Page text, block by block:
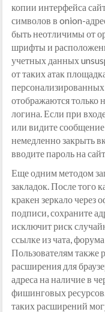
копии интерфейса
символов в onion-
быть неотличимы от
шрифты и
учетных данных
от таких атак
отображаются только
логина. Если при
или видите
немедленно закрыть
вводите пароль на
Еще одним методом
закладок. После того
кракен зеркало
подписи, сохраните
исключит риск
ссылке из чата,
Пользователям также
расширения для
адреса на наличие в
фишинговых
таких расширений